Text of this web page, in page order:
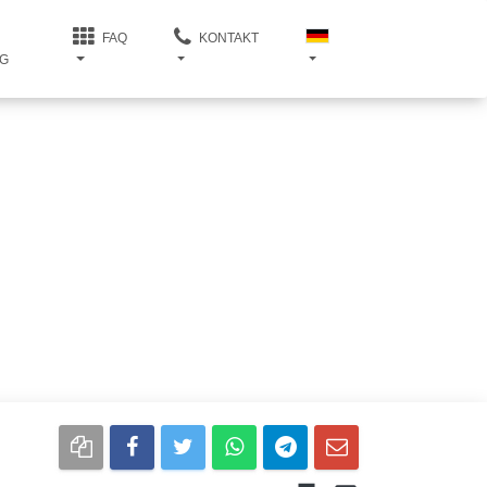
FAQ KONTAKT